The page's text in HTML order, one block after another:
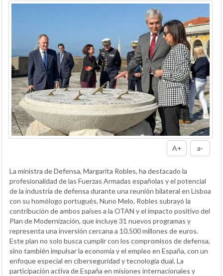
A+ a-
La ministra de Defensa, Margarita Robles, ha destacado la
profesionalidad de las Fuerzas Armadas españolas y el potencial
de la industria de defensa durante una reunión bilateral en Lisboa
con su homólogo portugués, Nuno Melo. Robles subrayó la
contribución de ambos países a la OTAN y el impacto positivo del
Plan de Modernización, que incluye 31 nuevos programas y
representa una inversión cercana a 10.500 millones de euros.
Este plan no solo busca cumplir con los compromisos de defensa,
sino también impulsar la economía y el empleo en España, con un
enfoque especial en ciberseguridad y tecnología dual. La
participación activa de España en misiones internacionales y